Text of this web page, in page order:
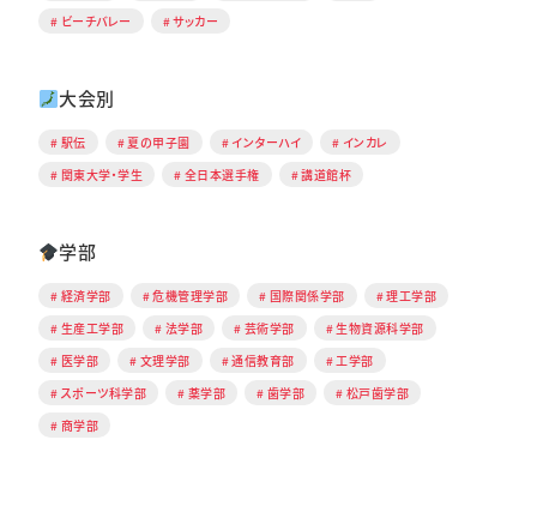
ビーチバレー
サッカー
大会別
駅伝 夏の甲子園 インターハイ
インカレ
関東大学・学生
全日本選手権 講道館杯
学部
経済学部 危機管理学部 国際関係学部
理工学部
生産工学部
法学部 芸術学部
生物資源科学部
医学部
文理学部 通信教育部
工学部
スポーツ科学部
薬学部 歯学部
松戸歯学部
商学部